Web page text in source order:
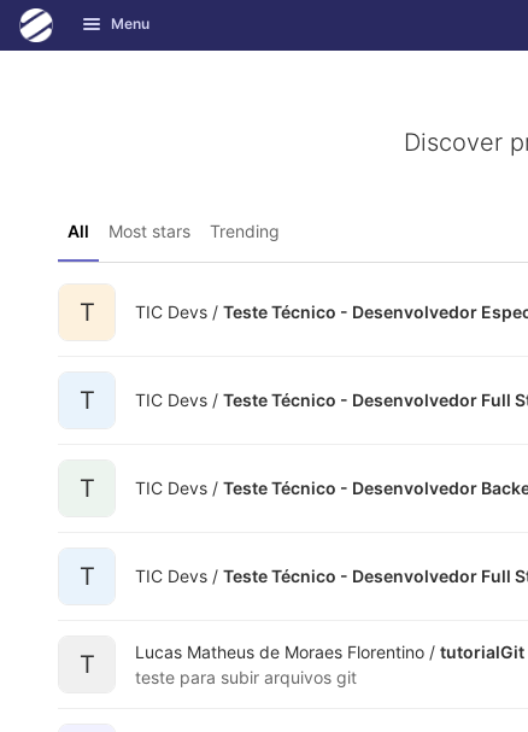
Skip to content
GitLab Menu
Discover
All Most stars Trending
T TIC Devs / Teste Técnico - Desenvolvedor
T TIC Devs / Teste Técnico - Desenvolvedor Full
T TIC Devs / Teste Técnico - Desenvolvedor
T TIC Devs / Teste Técnico - Desenvolvedor Full
T Lucas Matheus de Moraes Florentino / tutorialGit
teste para subir arquivos git